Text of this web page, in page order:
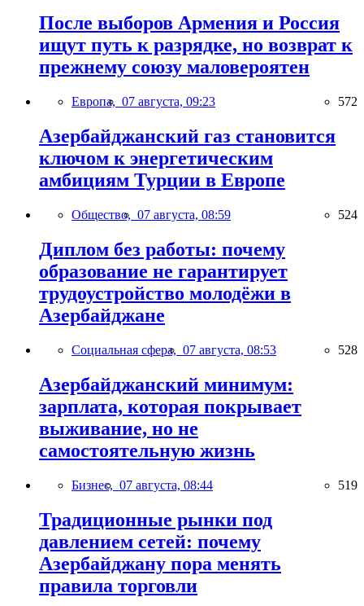
После выборов Армения и Россия
ищут путь к разрядке, но возврат к
прежнему союзу маловероятен
Европа, 07 августа, 09:23 572
Азербайджанский газ становится
ключом к энергетическим
амбициям Турции в Европе
Общество, 07 августа, 08:59 524
Диплом без работы: почему
образование не гарантирует
трудоустройство молодёжи в
Азербайджане
Социальная сфера, 07 августа, 08:53 528
Азербайджанский минимум:
зарплата, которая покрывает
выживание, но не
самостоятельную жизнь
Бизнес, 07 августа, 08:44 519
Традиционные рынки под
давлением сетей: почему
Азербайджану пора менять
правила торговли